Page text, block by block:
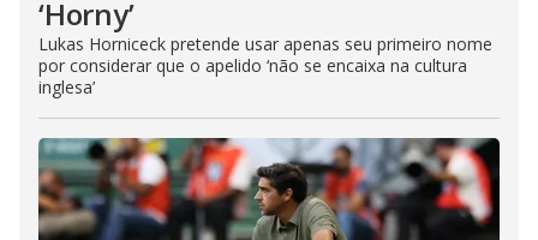
‘Horny’
Lukas Horniceck pretende usar apenas seu primeiro nome
por considerar que o apelido ‘não se encaixa na cultura
inglesa’